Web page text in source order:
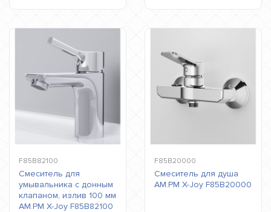
F85B82100
Смеситель для
умывальника с донным
клапаном, излив 100 мм
AM.PM X-Joy F85B82100
F85B20000
Смеситель для душа
AM.PM X-Joy F85B20000